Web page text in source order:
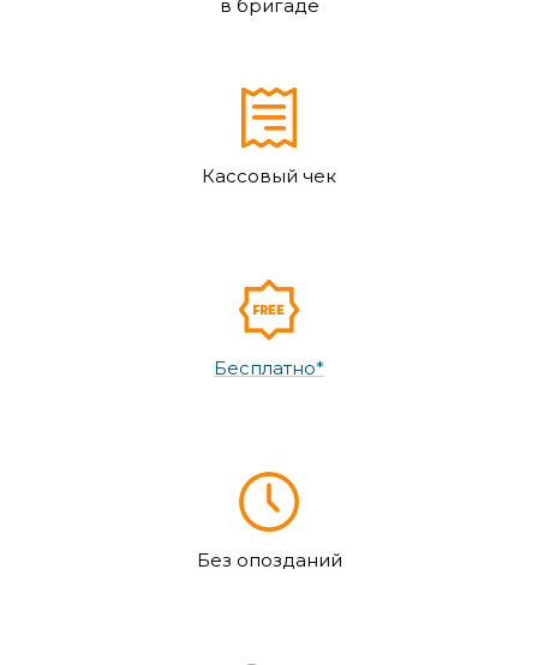
в бригаде
Кассовый чек
Бесплатно*
Без опозданий